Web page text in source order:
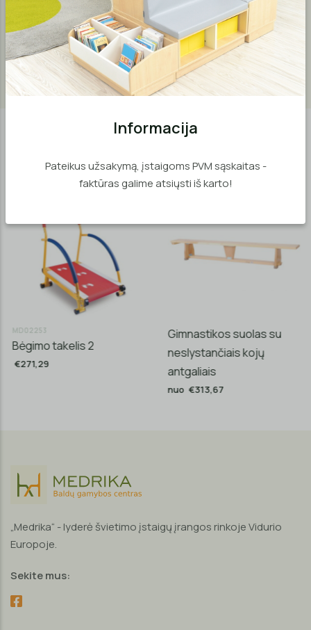
Šie čiužinukai puiki vieta vaikų žaidimams ar mankštai.
Čiužinys pagamintas iš lengvos, tvirtos porolono
medžiagos. Padengtas lengvai valomu PVC audiniu,
neturinčiu ftalatų.
MD02253
Bėgimo takelis 2
€271,29
Gimnastikos suolas su
neslystančiais kojų
antgaliais
nuo €313,67
„Medrika“ - lyderė švietimo įstaigų įrangos rinkoje Vidurio
Europoje.
Sekite mus:
Informacija
Pateikus užsakymą, įstaigoms PVM sąskaitas -
faktūras galime atsiųsti iš karto!